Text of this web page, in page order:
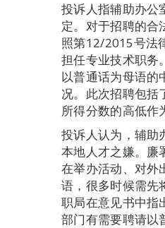
投诉人指辅助办公
定。对于招聘的合
照第12/2015号法
担任专业技术职务
以普通话为母语的
况。此次招聘包括
所得分数的高低作
投诉人认为，辅助
本地人才之嫌。廉
在举办活动、对外
语，很多时候需先
职局在意见书中指
部门有需要聘请以